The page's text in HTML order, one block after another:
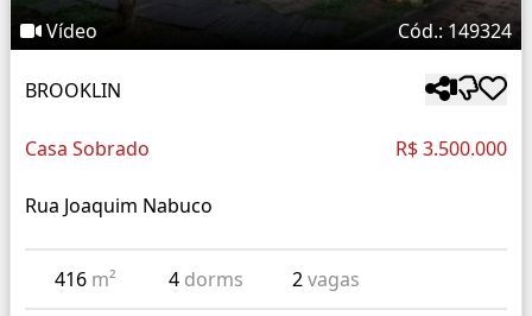
Vídeo Cód.: 149324
BROOKLIN
Casa Sobrado R$ 3.500.000
Rua Joaquim Nabuco
416 m² 4 dorms 2vagas